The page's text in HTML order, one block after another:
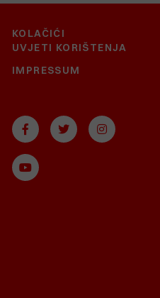
KOLAČIĆI
UVJETI KORIŠTENJA
IMPRESSUM